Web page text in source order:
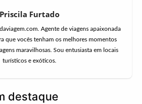
Priscila Furtado
Agente de viagens apaixonada
que vocês tenham os melhores momentos
maravilhosas. Sou entusiasta em locais
turísticos e exóticos.
destaque